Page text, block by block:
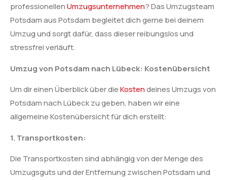
professionellenUmzugsunternehmen? Das Umzugsteam
Potsdam aus Potsdam begleitet dich gerne bei deinem
Umzug und sorgt dafür, dass dieser reibungslos und
stressfrei verläuft.
Umzug von Potsdam nach Lübeck: Kostenübersicht
Um dir einen Überblick über dieKostendeines Umzugs von
Potsdam nach Lübeck zu geben, haben wir eine
allgemeine Kostenübersicht für dich erstellt:
1. Transportkosten:
Die Transportkosten sind abhängig von der Menge des
Umzugsguts und der Entfernung zwischen Potsdam und